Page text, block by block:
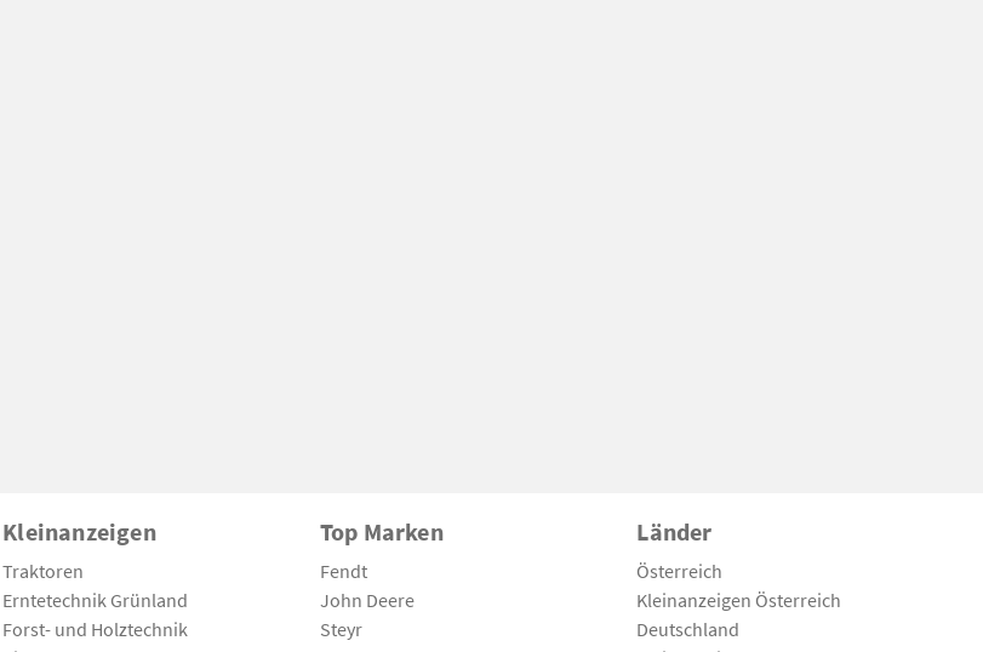
Kleinanzeigen
Traktoren
Erntetechnik Grünland
Forst- und Holztechnik
Top Marken
Fendt
John Deere
Steyr
Länder
Österreich
Kleinanzeigen Österreich
Deutschland